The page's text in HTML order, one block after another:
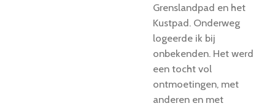
Grenslandpad en het
Kustpad. Onderweg
logeerde ik bij
onbekenden. Het werd
een tocht vol
ontmoetingen, met
anderen en met